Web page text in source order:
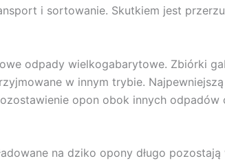
i sortowanie. Skutkiem jest
odpady wielkogabarytowe. Zbiórki
w innym trybie.
opon obok innych odpadów
na dziko opony długo pozostają